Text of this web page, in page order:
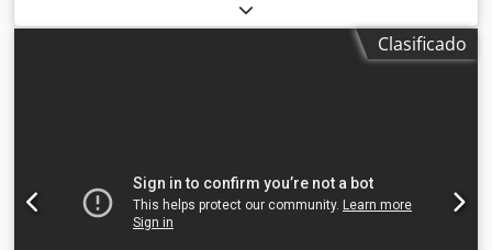
para la producción de rejillas soldadas por fusión
eléctrica. Gracias a sus ajustes sencillos, se puede obtener
una amplia gama de productos. Se pueden adoptar
partir de bobina o de barras de soporte preenderezadas y
cortadas Alimentación automática o manual de barras de
soporte de acero plano Alimentación automática de barras
Clasificado